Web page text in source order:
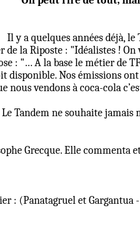
Il y a quelques années déjà,
de la Riposte : "Idéalistes !
: "… A la base le métier de
disponible. Nos émissions
nous vendons à coca-cola
Le Tandem ne souhaite jamais
Grecque. Elle commenta
: (Panatagruel et Gargantua